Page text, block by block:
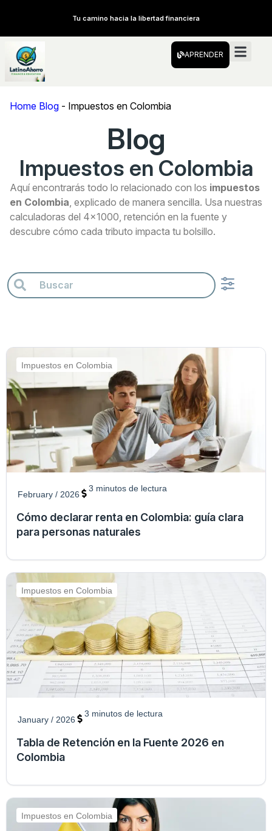
Tu camino hacia la libertad financiera
APRENDER
Home Blog - Impuestos en Colombia
Blog
Impuestos en Colombia
Aquí encontrarás todo lo relacionado con los impuestos
en Colombia, explicado de manera sencilla. Usa nuestras
calculadoras del 4×1000, retención en la fuente y
descubre cómo cada tributo impacta tu bolsillo.
Impuestos en Colombia
February / 2026
3 minutos de lectura
Cómo declarar renta en Colombia: guía clara
para personas naturales
Impuestos en Colombia
January / 2026
3 minutos de lectura
Tabla de Retención en la Fuente 2026 en
Colombia
Impuestos en Colombia